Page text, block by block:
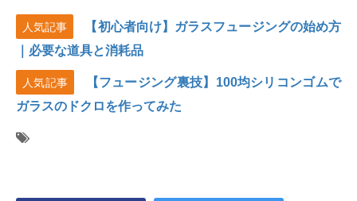
人気記事
【初心者向け】ガラスフュージングの始め方
｜必要な道具と消耗品
人気記事
【フュージング裏技】100均シリコンゴムで
ガラスのドクロを作ってみた